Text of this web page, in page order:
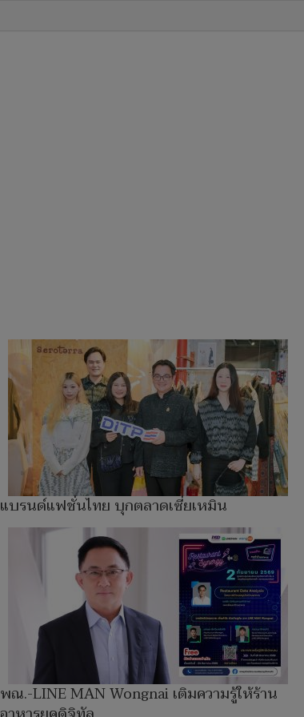
แบรนด์แฟชั่นไทย บุกตลาดเซี่ยเหมิน
พณ.-LINE MAN Wongnai เติมความรู้ให้ร้าน